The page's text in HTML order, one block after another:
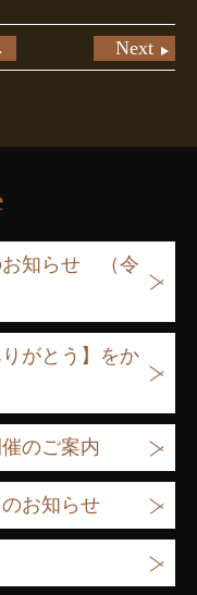
Next
お知らせ （令
がとう】をか
のご案内
お知らせ